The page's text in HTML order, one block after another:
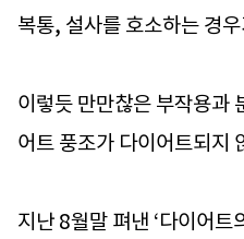
복통, 설사를 호소하는 경
이렇듯 만만찮은 부작용과
어트 풍조가 다이어트되지
지난 8월말 펴낸 ‘다이어트